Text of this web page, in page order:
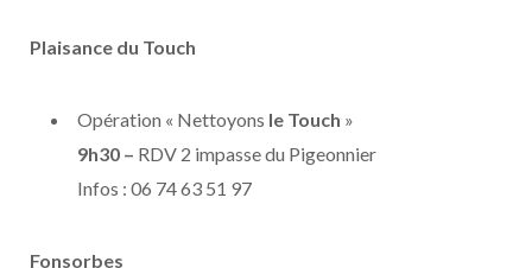
Plaisance du Touch
Opération « Nettoyons le Touch »
9h30 – RDV 2 impasse du Pigeonnier
Infos : 06 74 63 51 97
Fonsorbes